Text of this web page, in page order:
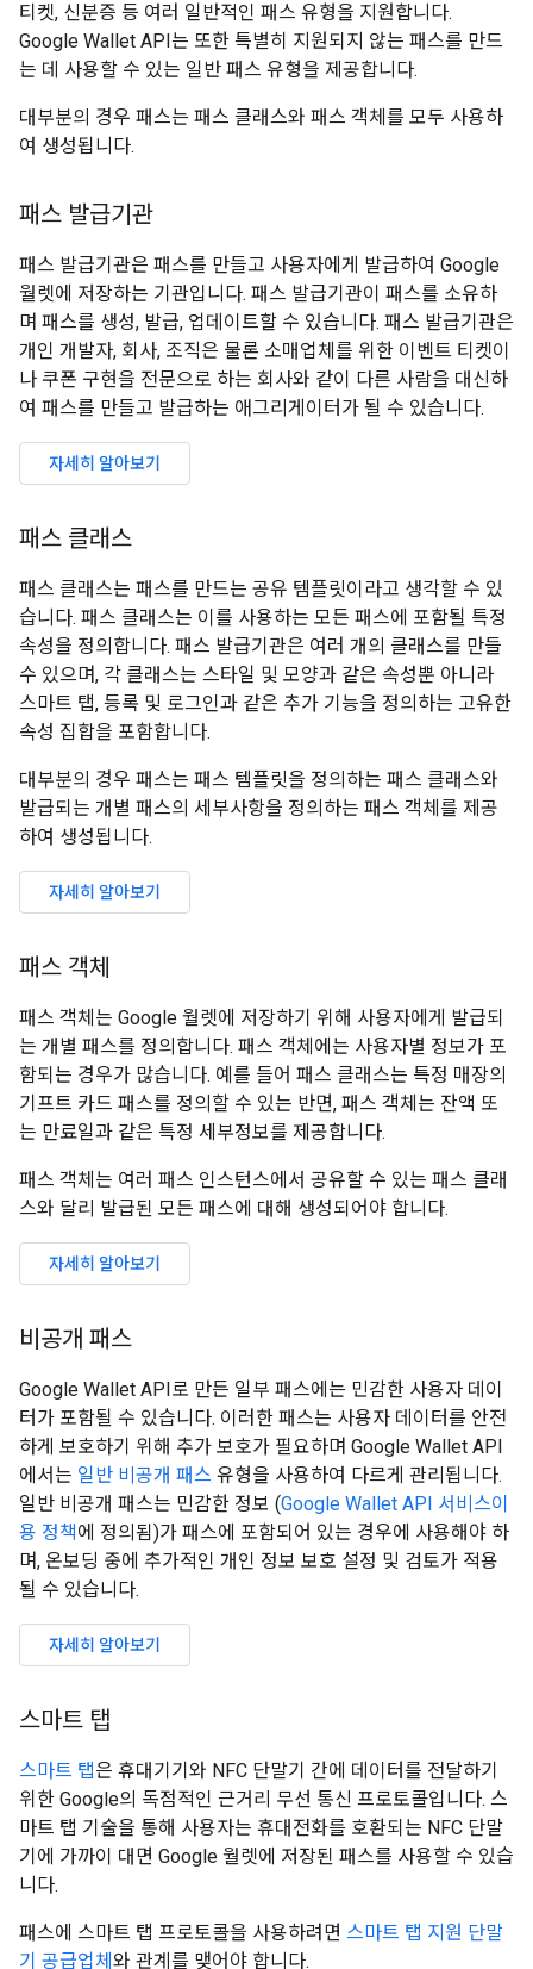
티켓, 신분증 등 여러 일반적인 패스 유형을 지원합니다.
Google Wallet API는 또한 특별히 지원되지 않는 패스를 만드
는 데 사용할 수 있는 일반 패스 유형을 제공합니다.
대부분의 경우 패스는 패스 클래스와 패스 객체를 모두 사용하
여 생성됩니다.
패스 발급기관
패스 발급기관은 패스를 만들고 사용자에게 발급하여 Google
월렛에 저장하는 기관입니다. 패스 발급기관이 패스를 소유하
며 패스를 생성, 발급, 업데이트할 수 있습니다. 패스 발급기관은
개인 개발자, 회사, 조직은 물론 소매업체를 위한 이벤트 티켓이
나 쿠폰 구현을 전문으로 하는 회사와 같이 다른 사람을 대신하
여 패스를 만들고 발급하는 애그리게이터가 될 수 있습니다.
자세히 알아보기
패스 클래스
패스 클래스는 패스를 만드는 공유 템플릿이라고 생각할 수 있
습니다. 패스 클래스는 이를 사용하는 모든 패스에 포함될 특정
속성을 정의합니다. 패스 발급기관은 여러 개의 클래스를 만들
수 있으며, 각 클래스는 스타일 및 모양과 같은 속성뿐 아니라
스마트 탭, 등록 및 로그인과 같은 추가 기능을 정의하는 고유한
속성 집합을 포함합니다.
대부분의 경우 패스는 패스 템플릿을 정의하는 패스 클래스와
발급되는 개별 패스의 세부사항을 정의하는 패스 객체를 제공
하여 생성됩니다.
자세히 알아보기
패스 객체
패스 객체는 Google 월렛에 저장하기 위해 사용자에게 발급되
는 개별 패스를 정의합니다. 패스 객체에는 사용자별 정보가 포
함되는 경우가 많습니다. 예를 들어 패스 클래스는 특정 매장의
기프트 카드 패스를 정의할 수 있는 반면, 패스 객체는 잔액 또
는 만료일과 같은 특정 세부정보를 제공합니다.
패스 객체는 여러 패스 인스턴스에서 공유할 수 있는 패스 클래
스와 달리 발급된 모든 패스에 대해 생성되어야 합니다.
자세히 알아보기
비공개 패스
Google Wallet API로 만든 일부 패스에는 민감한 사용자 데이
터가 포함될 수 있습니다. 이러한 패스는 사용자 데이터를 안전
하게 보호하기 위해 추가 보호가 필요하며 Google Wallet API
에서는 일반 비공개 패스 유형을 사용하여 다르게 관리됩니다.
일반 비공개 패스는 민감한 정보 (Google Wallet API 서비스이
용 정책 에 정의됨)가 패스에 포함되어 있는 경우에 사용해야 하
며, 온보딩 중에 추가적인 개인 정보 보호 설정 및 검토가 적용
될 수 있습니다.
자세히 알아보기
스마트 탭
스마트 탭은 휴대기기와 NFC 단말기 간에 데이터를 전달하기
위한 Google의 독점적인 근거리 무선 통신 프로토콜입니다. 스
마트 탭 기술을 통해 사용자는 휴대전화를 호환되는 NFC 단말
기에 가까이 대면 Google 월렛에 저장된 패스를 사용할 수 있습
니다.
패스에 스마트 탭 프로토콜을 사용하려면 스마트 탭 지원 단말
기 공급업체 와 관계를 맺어야 합니다.